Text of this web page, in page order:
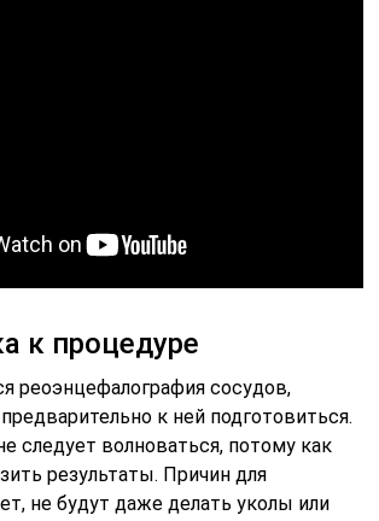
к процедуре
реоэнцефалография сосудов,
к ней подготовиться.
следует волноваться, потому как
результаты. Причин для
не будут даже делать уколы или